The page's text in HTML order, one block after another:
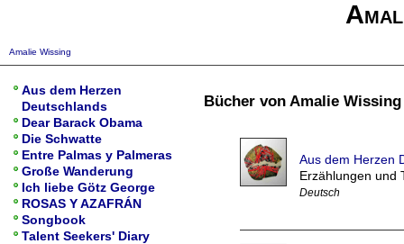
Amalie Wissing
Bücher von Amalie Wissing
Aus dem Herzen
Erzählungen und
Deutsch
Aus dem Herzen
Deutschlands
Dear Barack Obama
Die Schwatte
Entre Palmas y Palmeras
Große Wanderung
Ich liebe Götz George
ROSAS Y AZAFRÁN
Songbook
Talent Seekers' Diary